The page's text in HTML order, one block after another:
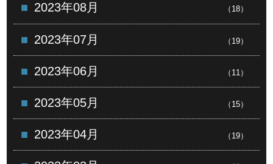
2023年08月 （18）
2023年07月 （19）
2023年06月 （11）
2023年05月 （15）
2023年04月 （19）